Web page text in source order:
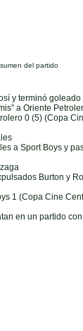
del partido
y terminó goleado
a Oriente
0 (5) (Copa
a Sport Boys y
Burton y
1 (Copa Cine
en un partido